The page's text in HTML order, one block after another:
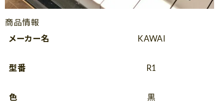
商品情報
メーカー名
KAWAI
型番 R1
色 黒